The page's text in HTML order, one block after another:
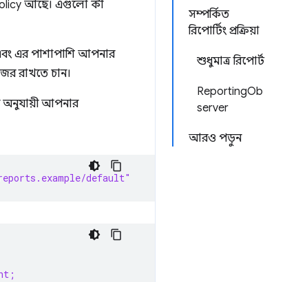
সম্পর্কিত
রিপোর্টিং প্রক্রিয়া
শুধুমাত্র রিপোর্ট
ReportingOb
server
আরও পড়ুন
আছে। এগুলো কী
এর পাশাপাশি আপনার
রাখতে চান।
অনুযায়ী আপনার
default"